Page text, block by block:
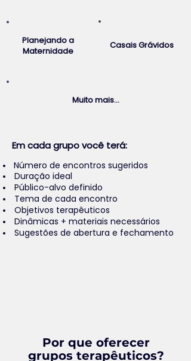
Planejando a
Maternidade
Casais Grávidos
Muito mais...
Em cada grupo você terá:
Número de encontros sugeridos
Duração ideal
Público-alvo definido
Tema de cada encontro
Objetivos terapêuticos
Dinâmicas + materiais necessários
Sugestões de abertura e fechamento
Por que oferecer
grupos terapêuticos?